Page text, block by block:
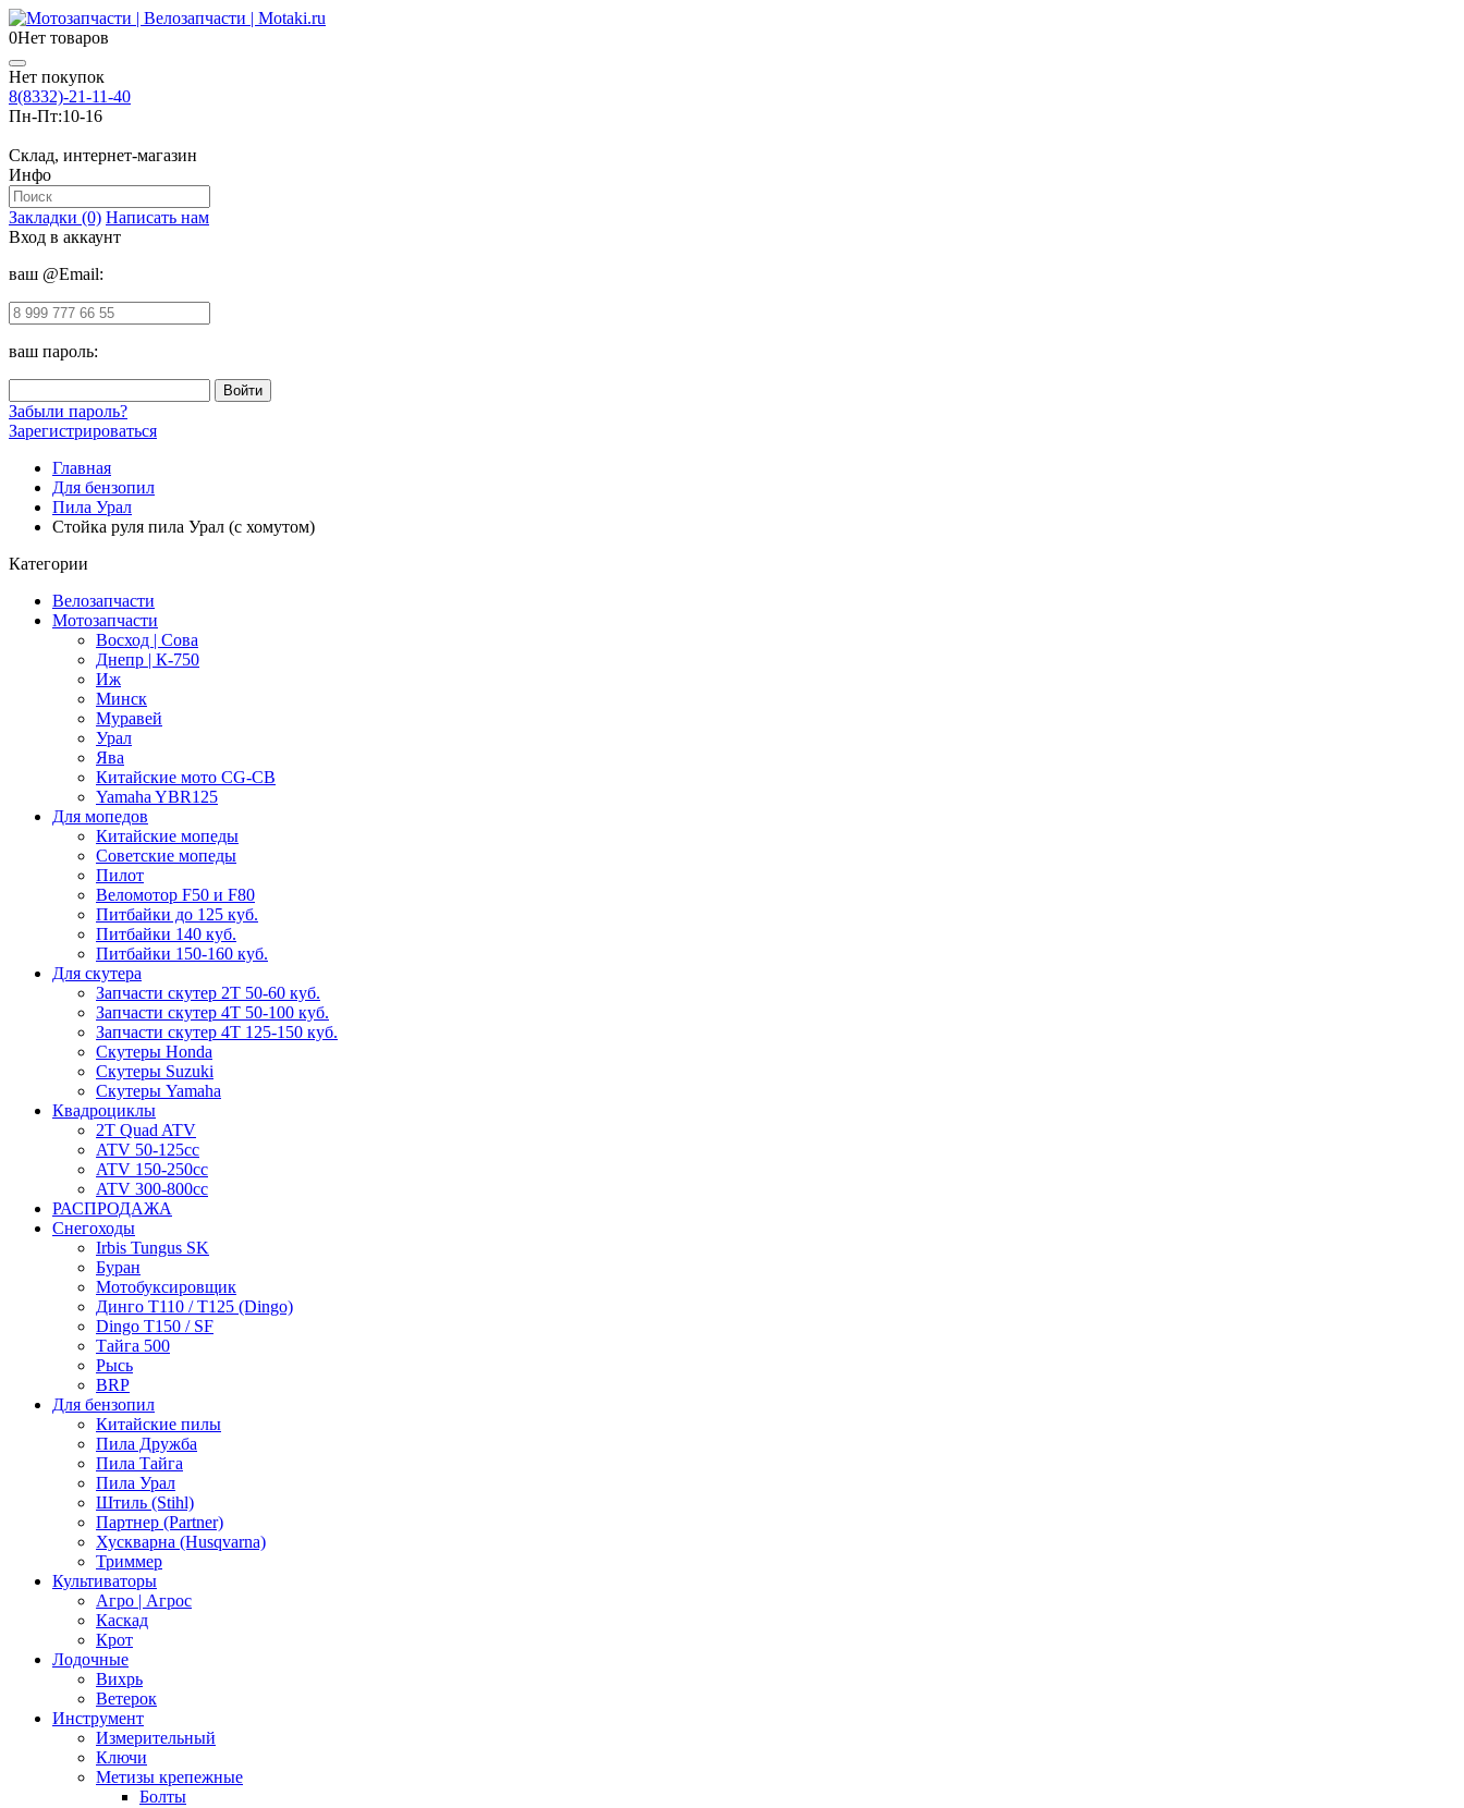
0Нет товаров
Нет покупок
8(8332)-21-11-40
Пн-Пт:10-16
Склад, интернет-магазин
Инфо
Закладки (0) Написать нам
Вход в аккаунт
ваш @Email:
ваш пароль:
Забыли пароль?
Зарегистрироваться
Главная
Для бензопил
Пила Урал
Стойка руля пила Урал (с хомутом)
Категории
Велозапчасти
Мотозапчасти
Восход | Сова
Днепр | К-750
Иж
Минск
Муравей
Урал
Ява
Китайские мото CG-CB
Yamaha YBR125
Для мопедов
Китайские мопеды
Советские мопеды
Пилот
Веломотор F50 и F80
Питбайки до 125 куб.
Питбайки 140 куб.
Питбайки 150-160 куб.
Для скутера
Запчасти скутер 2Т 50-60 куб.
Запчасти скутер 4Т 50-100 куб.
Запчасти скутер 4Т 125-150 куб.
Скутеры Honda
Скутеры Suzuki
Скутеры Yamaha
Квадроциклы
2T Quad ATV
ATV 50-125cc
ATV 150-250cc
ATV 300-800cc
РАСПРОДАЖА
Снегоходы
Irbis Tungus SK
Буран
Мотобуксировщик
Динго T110 / T125 (Dingo)
Dingo T150 / SF
Тайга 500
Рысь
BRP
Для бензопил
Китайские пилы
Пила Дружба
Пила Тайга
Пила Урал
Штиль (Stihl)
Партнер (Partner)
Хускварна (Husqvarna)
Триммер
Культиваторы
Агро | Агрос
Каскад
Крот
Лодочные
Вихрь
Ветерок
Инструмент
Измерительный
Ключи
Метизы крепежные
Болты